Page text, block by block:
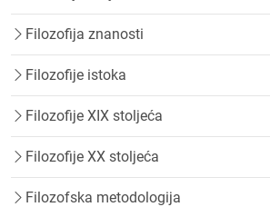
Filozofija znanosti
Filozofije istoka
Filozofije XIX stoljeća
Filozofije XX stoljeća
Filozofska metodologija